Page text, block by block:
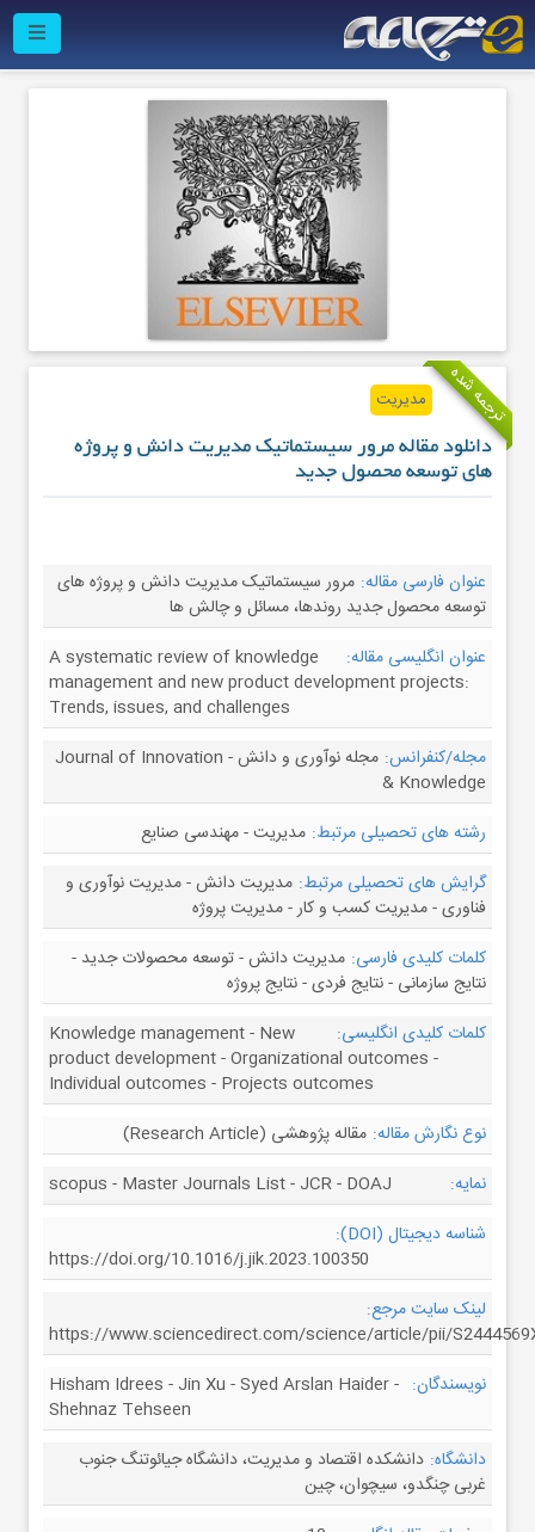
ترجمه شده مدیریت
دانلود مقاله مرور سیستماتیک مدیریت دانش و پروژه
های توسعه محصول جدید
عنوان فارسی مقاله: مرور سیستماتیک مدیریت دانش و پروژه های
توسعه محصول جدید روندها، مسائل و چالش ها
عنوان انگلیسی مقاله:
A systematic review of knowledge
management and new product development projects:
Trends, issues, and challenges
مجله/کنفرانس:
مجله نوآوری و دانش - Journal of Innovation
& Knowledge
رشته های تحصیلی مرتبط: مدیریت - مهندسی صنایع
گرایش های تحصیلی مرتبط: مدیریت دانش - مدیریت نوآوری و
فناوری - مدیریت کسب و کار - مدیریت پروژه
کلمات کلیدی فارسی: مدیریت دانش - توسعه محصولات جدید -
نتایج سازمانی - نتایج فردی - نتایج پروژه
کلمات کلیدی انگلیسی:
Knowledge management - New
product development - Organizational outcomes -
Individual outcomes - Projects outcomes
نوع نگارش مقاله: مقاله پژوهشی (Research Article)
نمایه:
scopus - Master Journals List - JCR - DOAJ
شناسه دیجیتال (DOI):
https://doi.org/10.1016/j.jik.2023.100350
لینک سایت مرجع:
https://www.sciencedirect.com/science/article/pii/
نویسندگان: Hisham Idrees - Jin Xu - Syed Arslan Haider -
Shehnaz Tehseen
دانشگاه: دانشکده اقتصاد و مدیریت، دانشگاه جیائوتنگ جنوب
غربی چنگدو، سیچوان، چین